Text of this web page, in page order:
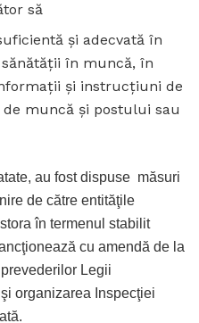
să
și adecvată în
în muncă, în
și instrucțiuni de
muncă și postului sau
au fost dispuse măsuri
de către entităţile
în termenul stabilit
cu amendă de la
Legii
organizarea Inspecţiei